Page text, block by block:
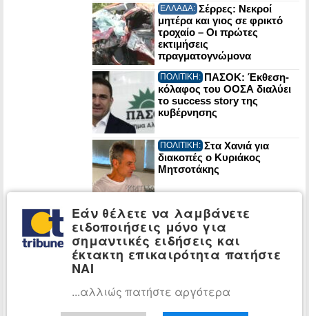
ΕΛΛΑΔΑ: Σέρρες: Νεκροί
μητέρα και γιος σε φρικτό
τροχαίο – Οι πρώτες
εκτιμήσεις
πραγματογνώμονα
ΠΟΛΙΤΙΚΗ: ΠΑΣΟΚ: Έκθεση-
κόλαφος του ΟΟΣΑ διαλύει
το success story της
κυβέρνησης
ΠΟΛΙΤΙΚΗ: Στα Χανιά για
διακοπές ο Κυριάκος
Μητσοτάκης
ΟΙΚΟΝΟΜΙΑ: Στο 3,4% ο
πληθωρισμός τον Ιούλιο: Σε
στέγαση, μεταφορές και
εστίαση οι μεγαλύτερες
αυξήσεις
τον χαμό της Λένας Σαμαρά:
Εάν θέλετε να λαμβάνετε
ειδοποιήσεις μόνο για
σημαντικές ειδήσεις και
έκτακτη επικαιρότητα πατήστε
ΝΑΙ
...αλλιώς πατήστε αργότερα